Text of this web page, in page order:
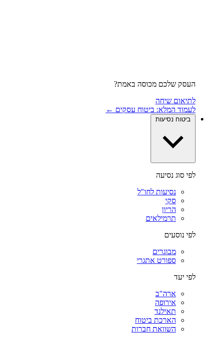
העסק שלכם מכוסה באמת?
לתיאום שיחה
לעמוד המלא: ביטוח עסקים ←
ביטוח נסיעות
לפי סוג נסיעה
נסיעות לחו"ל
סקי
הריון
תרמילאים
לפי נוסעים
מבוגרים
ספורט אתגרי
לפי יעד
ארה"ב
אירופה
תאילנד
הארכת ביטוח
השוואת חברות